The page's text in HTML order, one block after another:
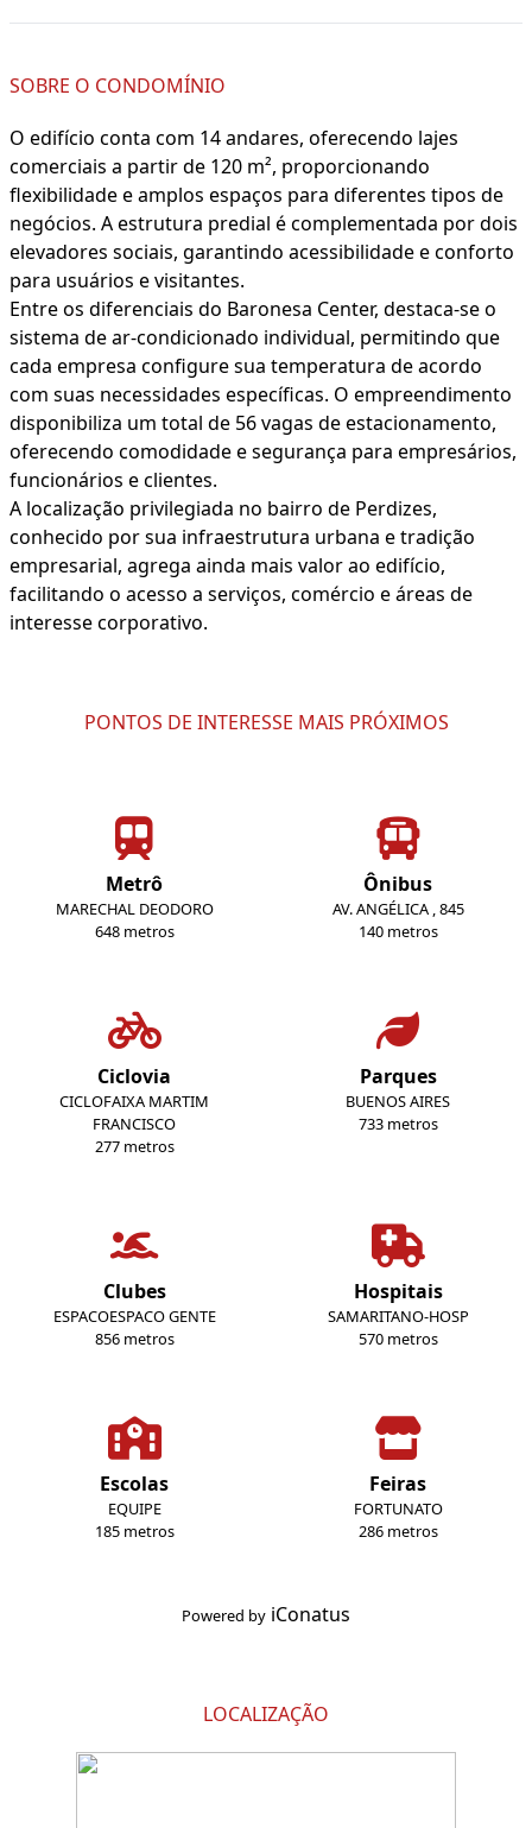
SOBRE O CONDOMÍNIO
O edifício conta com 14 andares, oferecendo lajes
comerciais a partir de 120 m², proporcionando
flexibilidade e amplos espaços para diferentes tipos de
negócios. A estrutura predial é complementada por dois
elevadores sociais, garantindo acessibilidade e conforto
para usuários e visitantes.
Entre os diferenciais do Baronesa Center, destaca-se o
sistema de ar-condicionado individual, permitindo que
cada empresa configure sua temperatura de acordo
com suas necessidades específicas. O empreendimento
disponibiliza um total de 56 vagas de estacionamento,
oferecendo comodidade e segurança para empresários,
funcionários e clientes.
A localização privilegiada no bairro de Perdizes,
conhecido por sua infraestrutura urbana e tradição
empresarial, agrega ainda mais valor ao edifício,
facilitando o acesso a serviços, comércio e áreas de
interesse corporativo.
PONTOS DE INTERESSE MAIS PRÓXIMOS
Metrô
MARECHAL DEODORO
648 metros
Ônibus
AV. ANGÉLICA , 845
140 metros
Ciclovia
CICLOFAIXA MARTIM
FRANCISCO
277 metros
Parques
BUENOS AIRES
733 metros
Clubes
ESPACOESPACO GENTE
856 metros
Hospitais
SAMARITANO-HOSP
570 metros
Escolas
EQUIPE
185 metros
Feiras
FORTUNATO
286 metros
Powered by iConatus
LOCALIZAÇÃO